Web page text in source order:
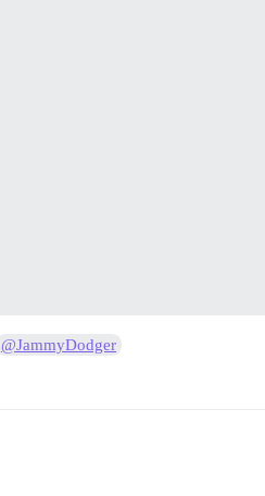
@JammyDodger